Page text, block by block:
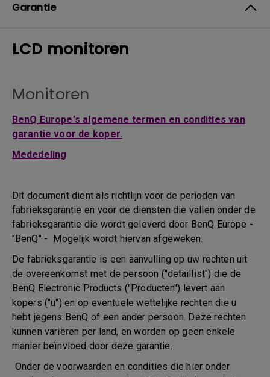
Garantie
LCD monitoren
Monitoren
BenQ Europe's algemene termen en condities van
garantie voor de koper.
Mededeling
Dit document dient als richtlijn voor de perioden van
fabrieksgarantie en voor de diensten die vallen onder de
fabrieksgarantie die wordt geleverd door BenQ Europe -
"BenQ" - Mogelijk wordt hiervan afgeweken.
De fabrieksgarantie is een aanvulling op uw rechten uit
de overeenkomst met de persoon ("detaillist") die de
BenQ Electronic Products ("Producten") levert aan
kopers ("u") en op eventuele wettelijke rechten die u
hebt jegens BenQ of een ander persoon. Deze rechten
kunnen variëren per land, en worden op geen enkele
manier beïnvloed door deze garantie.
Onder de voorwaarden en condities die hier onder